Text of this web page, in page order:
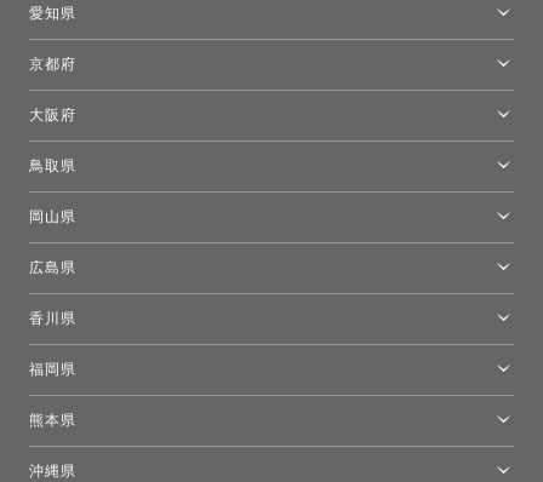
愛知県
京都府
大阪府
鳥取県
岡山県
広島県
香川県
福岡県
熊本県
沖縄県